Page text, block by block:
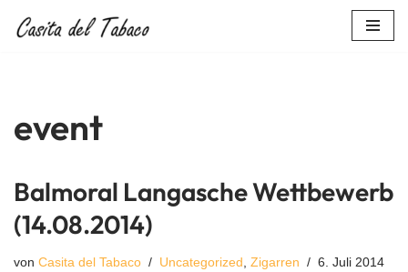
event
Balmoral Langasche Wettbewerb
(14.08.2014)
von Casita del Tabaco Uncategorized Zigarren 6. Juli 2014